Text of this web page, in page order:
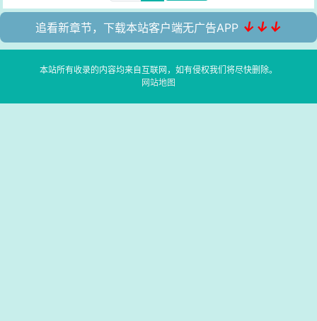
追看新章节，下载本站客户端无广告APP ↓↓↓
本站所有收录的内容均来自互联网，如有侵权我们将尽快删除。
网站地图